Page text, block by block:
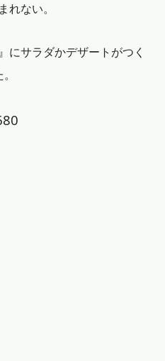
ない。
にサラダかデザートがつく